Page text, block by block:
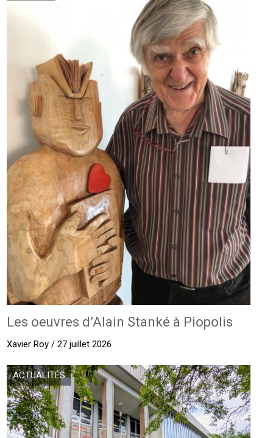
Les oeuvres d’Alain Stanké à Piopolis
Xavier Roy / 27 juillet 2026
ACTUALITÉS